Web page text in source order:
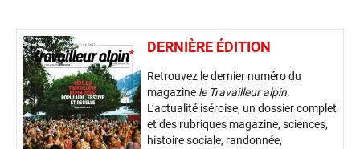
DERNIÈRE ÉDITION
Retrouvez le dernier numéro du
magazine le Travailleur alpin.
L’actualité iséroise, un dossier complet
et des rubriques magazine, sciences,
histoire sociale, randonnée,